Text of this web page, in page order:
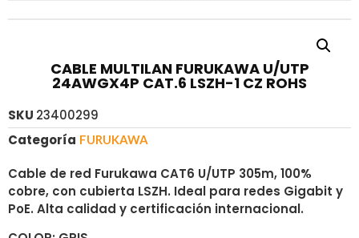
CABLE MULTILAN FURUKAWA U/UTP
24AWGX4P CAT.6 LSZH-1 CZ ROHS
SKU 23400299
Categoría FURUKAWA
Cable de red Furukawa CAT6 U/UTP 305m, 100%
cobre, con cubierta LSZH. Ideal para redes Gigabit y
PoE. Alta calidad y certificación internacional.